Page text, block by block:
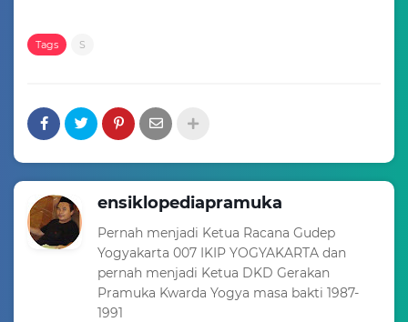
Tags S
ensiklopediapramuka
Pernah menjadi Ketua Racana Gudep
Yogyakarta 007 IKIP YOGYAKARTA dan
pernah menjadi Ketua DKD Gerakan
Pramuka Kwarda Yogya masa bakti 1987-
1991